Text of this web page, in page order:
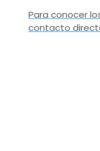
Para conocer
contacto